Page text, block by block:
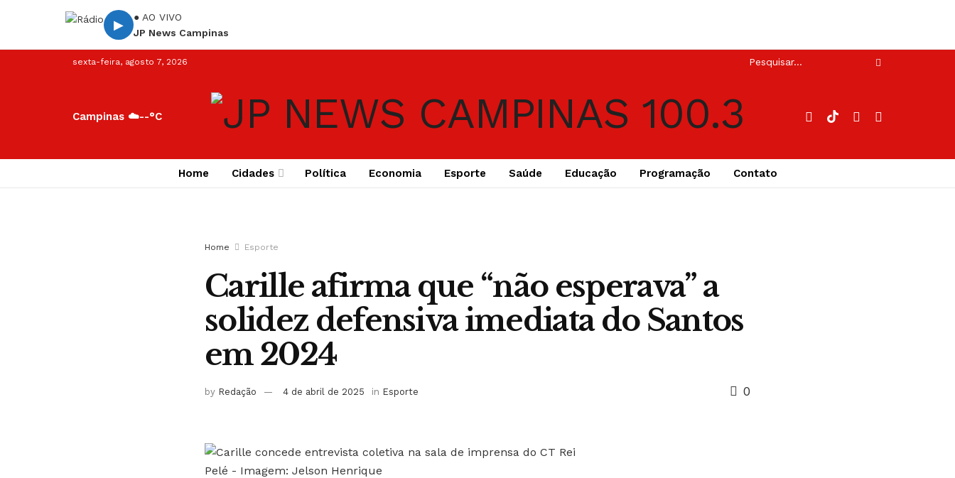
▶
● AO VIVO
JP News Campinas
sexta-feira, agosto 7, 2026
Campinas ☁️--°C
Home Cidades Política Economia Esporte Saúde Educação Programação Contato
Home Esporte
Carille afirma que “não esperava” a
solidez defensiva imediata do Santos
em 2024
by Redação 4 de abril de 2025 in Esporte 0